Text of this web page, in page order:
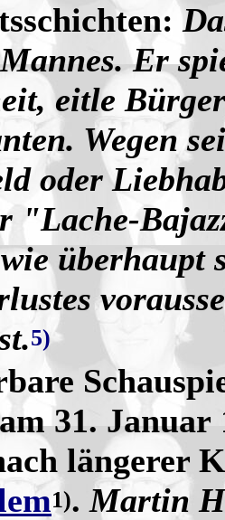
Er
eitle
Wegen
oder
"Lache-
5)
31. Januar
längerer
1).Martin